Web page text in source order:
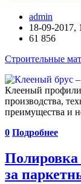
admin
18-09-2017,
61 856
Строительные
Клееный
производства,
преимущества и
0 Подробнее
Полировка
за